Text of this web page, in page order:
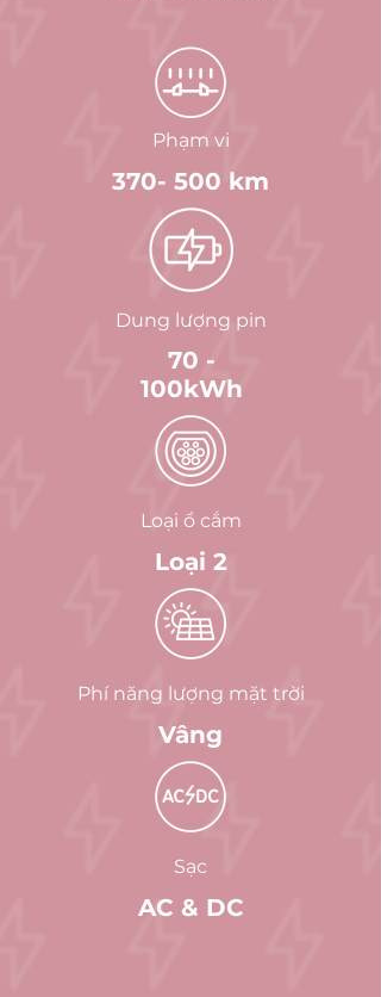
Phạm vi
370- 500 km
Dung lượng pin
70 -
100kWh
Loại ổ cắm
Loại 2
Phí năng lượng mặt trời
Vâng
Sạc
AC & DC